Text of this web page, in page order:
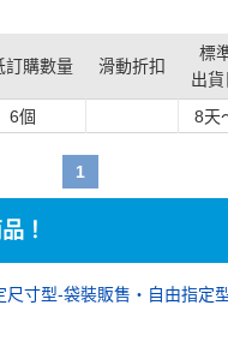
訂購數量 滑動折扣
標
出貨
6個 8天
1
！
型‐袋裝販售・自由指定